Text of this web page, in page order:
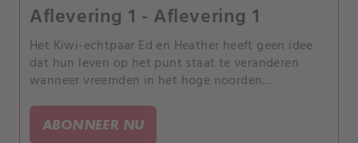
Aflevering 1 - Aflevering 1
Het Kiwi-echtpaar Ed en Heather heeft geen idee
dat hun leven op het punt staat te veranderen
wanneer vreemden in het hoge noorden
in Aotearoa voor een unieke drugsdeal.
ABONNEER NU